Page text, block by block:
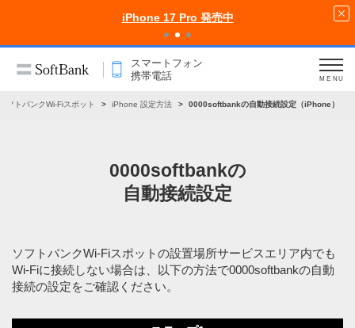
iPhone 17 Pro 発売中
スマートフォン
携帯電話
MENU
フトバンクWi-Fiスポット iPhone 設定方法 0000softbankの自動接続設定（iPhone）
0000softbankの
自動接続設定
ソフトバンクWi-Fiスポットの設置場所サービスエリア内でも
Wi-Fiに接続しない場合は、以下の方法で0000softbankの自動
接続の設定をご確認ください。